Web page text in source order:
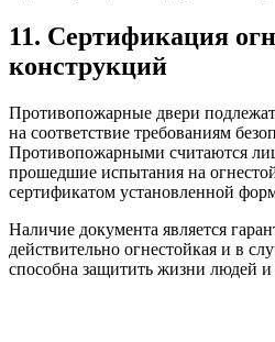
11. Сертификация
конструкций
Противопожарные двери
на соответствие требованиям
Противопожарными считаются
прошедшие испытания на
сертификатом установленной
Наличие документа является
действительно огнестойкая и в
способна защитить жизни людей